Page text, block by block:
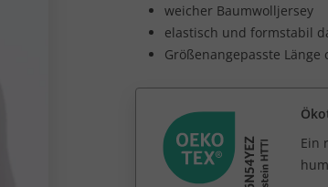
weicher Baumwolljersey
elastisch und formstabil
Größenangepasste Länge
Ein